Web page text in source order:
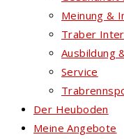
Meinung &
Traber
Ausbildung
Service
Der Heuboden
Meine Angebote